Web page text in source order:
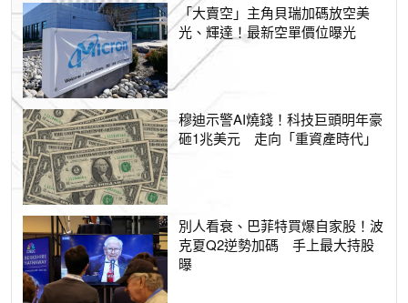
「大賣空」主角貝瑞加碼放空美
光、輝達！最新空單價位曝光
穆迪示警AI燒錢！科技巨頭明年豪
砸1兆美元 走向「重資產時代」
別人看衰、巴菲特買爆自家股！波
克夏Q2逆勢加碼 手上最大持股
曝